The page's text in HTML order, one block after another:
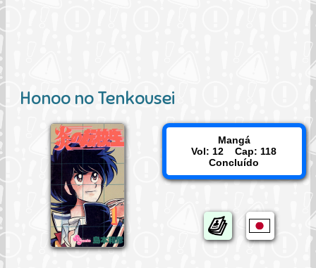
Honoo no Tenkousei
Mangá
Vol: 12 Cap: 118
Concluído